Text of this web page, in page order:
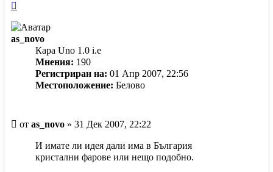
в
началото
as_novo
Кара Uno 1.0 i.e
Мнения: 190
Регистриран на: 01 Апр 2007, 22:56
Местоположение: Белово
Мнение
от as_novo » 31 Дек 2007, 22:22
И имате ли идея дали има в България
кристални фарове или нещо подобно.